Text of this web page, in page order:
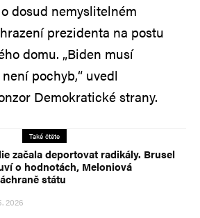
dosud nemyslitelném
prezidenta na postu
domu. „Biden musí
pochyb,“ uvedl
Demokratické strany.
Také čtěte
začala deportovat radikály. Brusel
o hodnotách, Meloniová
státu
2026